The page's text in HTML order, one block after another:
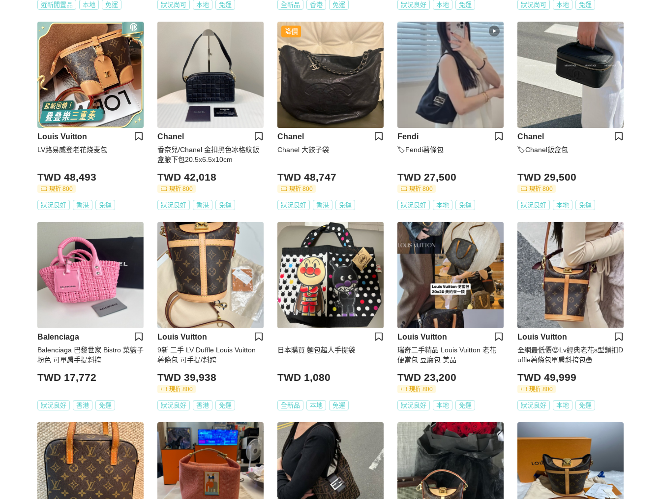
近新閒置品 本地 免運 狀況尚可 本地 免運 全新品 香港 免運 狀況良好 本地 免運 狀況尚可 本地 免運
Louis Vuitton
LV路易威登老花烧麦包
TWD 48,493
現折 800
狀況良好 香港 免運
Chanel
香奈兒/Chanel 金扣黑色冰格紋飯
盒腋下包20.5x6.5x10cm
TWD 42,018
現折 800
狀況良好 香港 免運
降價
Chanel
Chanel 大餃子袋
TWD 48,747
現折 800
狀況良好 香港 免運
Fendi
🏷Fendi薯條包
TWD 27,500
現折 800
狀況良好 本地 免運
Chanel
🏷Chanel飯盒包
TWD 29,500
現折 800
狀況良好 本地 免運
Balenciaga
Balenciaga 巴黎世家 Bistro 菜籃子
粉色 可單肩手提斜挎
TWD 17,772
狀況良好 香港 免運
Louis Vuitton
9新 二手 LV Duffle Louis Vuitton
薯條包 可手提/斜跨
TWD 39,938
現折 800
狀況良好 香港 免運
日本購買 麵包超人手提袋
TWD 1,080
全新品 本地 免運
Louis Vuitton
瑞奇二手精品 Louis Vuitton 老花
便當包 豆腐包 美品
TWD 23,200
現折 800
狀況良好 本地 免運
Louis Vuitton
全網最低價😍Lv經典老花s型鎖扣D
uffle薯條包單肩斜挎包🍟
TWD 49,999
現折 800
狀況良好 本地 免運